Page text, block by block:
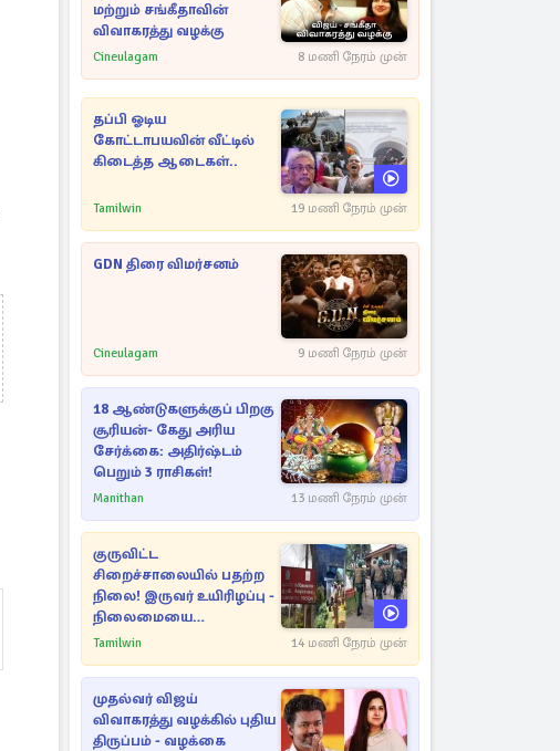
மற்றும் சங்கீதாவின்
விவாகரத்து வழக்கு
Cineulagam 8 மணி நேரம் முன்
தப்பி ஓடிய
கோட்டாபயவின் வீட்டில்
கிடைத்த ஆடைகள்..
Tamilwin 19 மணி நேரம் முன்
GDN திரை விமர்சனம்
Cineulagam 9 மணி நேரம் முன்
18 ஆண்டுகளுக்குப் பிறகு
சூரியன்- கேது அரிய
சேர்க்கை: அதிர்ஷ்டம்
பெறும் 3 ராசிகள்!
Manithan 13 மணி நேரம் முன்
குருவிட்ட
சிறைச்சாலையில் பதற்ற
நிலை! இருவர் உயிரிழப்பு -
நிலைமையை
கட்டுப்படுத்த பொலிஸார்
Tamilwin 14 மணி நேரம் முன்
முதல்வர் விஜய்
விவாகரத்து வழக்கில் புதிய
திருப்பம் - வழக்கை